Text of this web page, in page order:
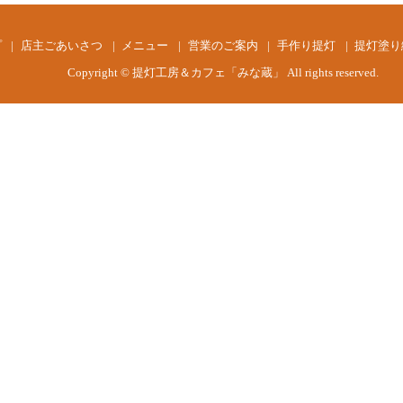
店主ごあいさつ メニュー 営業のご案内 手作り提灯 提灯塗
Copyright © 提灯工房＆カフェ「みな蔵」 All rights reserved.